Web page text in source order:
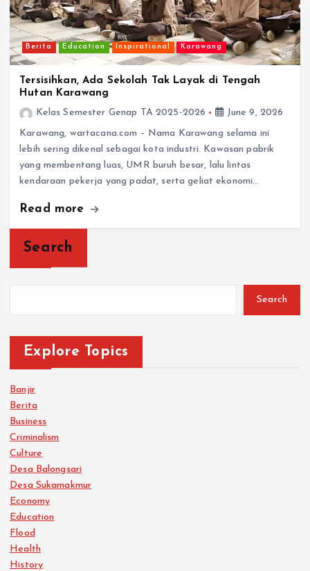
Berita Education Inspirational Karawang
Tersisihkan, Ada Sekolah Tak Layak di Tengah
Hutan Karawang
Kelas Semester Genap TA 2025-2026
June 9, 2026
Karawang, wartacana.com – Nama Karawang selama ini
lebih sering dikenal sebagai kota industri. Kawasan pabrik
yang membentang luas, UMR buruh besar, lalu lintas
kendaraan pekerja yang padat, serta geliat ekonomi…
Read more
Search
Search
Explore Topics
Banjir
Berita
Business
Criminalism
Culture
Desa Balongsari
Desa Sukamakmur
Economy
Education
Flood
Health
History